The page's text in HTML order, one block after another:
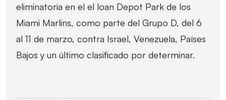
eliminatoria en el el loan Depot Park de los
Miami Marlins, como parte del Grupo D, del 6
al 11 de marzo, contra Israel, Venezuela, Países
Bajos y un último clasificado por determinar.